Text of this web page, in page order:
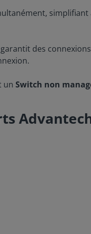
des
un Switch non
Advantech